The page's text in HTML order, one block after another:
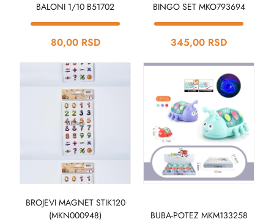
BALONI 1/10 B51702
80,00 RSD
BINGO SET MKO793694
345,00 RSD
BROJEVI MAGNET STIK120
(MKN000948)
BUBA-POTEZ MKM133258